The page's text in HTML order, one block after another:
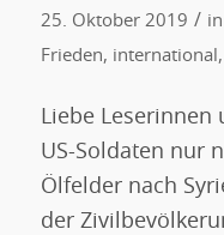
25. Oktober 2019 / in
Frieden, international ,
Liebe Leserinnen
US-Soldaten nur
Ölfelder nach
der